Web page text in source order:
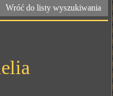
Wróć do listy wyszukiwania